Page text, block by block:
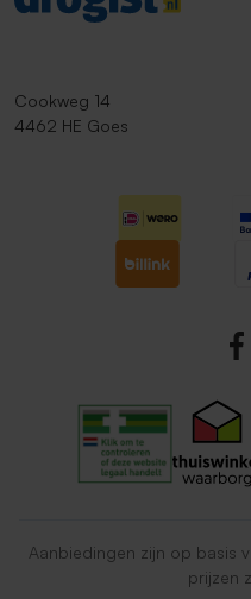
Cookweg 14
4462 HE Goes
Aanbiedingen zijn op basis
prijzen